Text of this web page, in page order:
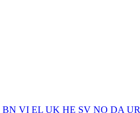
BN VI EL UK HE SV NO DA UR